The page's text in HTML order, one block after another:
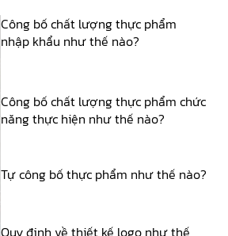
Công bố chất lượng thực phẩm
nhập khẩu như thế nào?
Công bố chất lượng thực phẩm chức
năng thực hiện như thế nào?
Tự công bố thực phẩm như thế nào?
Quy định về thiết kế logo như thế